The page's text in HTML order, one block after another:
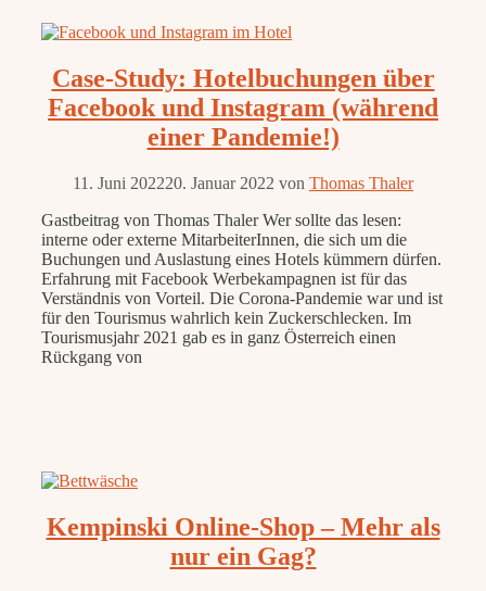
Case-Study: Hotelbuchungen über
Facebook und Instagram (während
einer Pandemie!)
11. Juni 202220. Januar 2022 von Thomas Thaler
Gastbeitrag von Thomas Thaler Wer sollte das lesen:
interne oder externe MitarbeiterInnen, die sich um die
Buchungen und Auslastung eines Hotels kümmern dürfen.
Erfahrung mit Facebook Werbekampagnen ist für das
Verständnis von Vorteil. Die Corona-Pandemie war und ist
für den Tourismus wahrlich kein Zuckerschlecken. Im
Tourismusjahr 2021 gab es in ganz Österreich einen
Rückgang von
Kempinski Online-Shop – Mehr als
nur ein Gag?